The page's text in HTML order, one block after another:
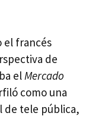
el francés
de
el Mercado
como una
de tele pública,